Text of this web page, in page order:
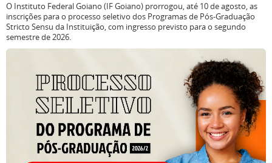
O Instituto Federal Goiano (IF Goiano) prorrogou, até 10 de agosto, as
inscrições para o processo seletivo dos Programas de Pós-Graduação
Stricto Sensu da Instituição, com ingresso previsto para o segundo
semestre de 2026.